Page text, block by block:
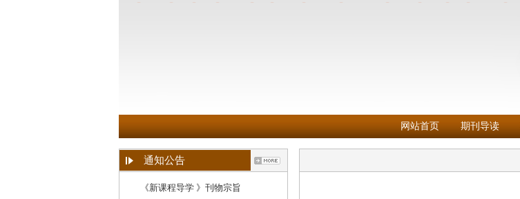
网站首页 期刊导读
通知公告
《新课程导学 》刊物宗旨